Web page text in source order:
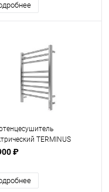
TERMINUS
П 9 500х700
₽